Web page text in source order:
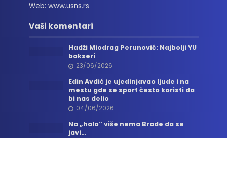
Web: www.usns.rs
Vaši komentari
Hadži Miodrag Perunović: Najbolji YU
bokseri
23/06/2026
Edin Avdić je ujedinjavao ljude i na
mestu gde se sport često koristi da
bi nas delio
04/06/2026
Na „halo“ više nema Brade da se
javi…